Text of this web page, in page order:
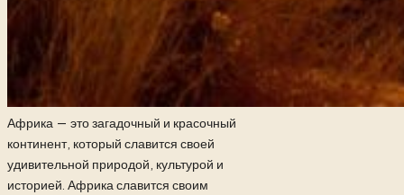
Африка — это загадочный и красочный
континент, который славится своей
удивительной природой, культурой и
историей. Африка славится своим